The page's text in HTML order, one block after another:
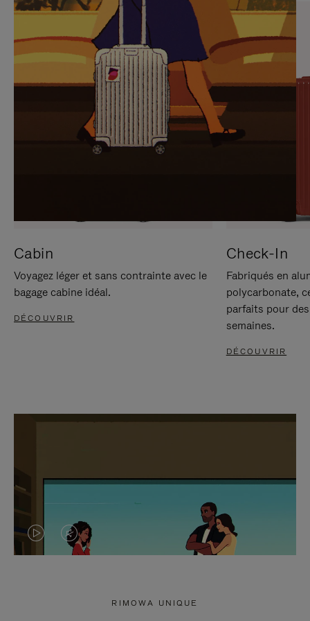
SUR
POUR
METTRE
PAUSE
VEUILLEZ
CLIQUER
POUR
RÉACTIVER
LE
SON
Cabin
Voyagez léger et sans contrainte avec le
bagage cabine idéal.
DÉCOUVRIR
Check-In
Fabriqués en
polycarbonate,
parfaits pour
semaines.
DÉCOUVRIR
LA LE
RIMOWA UNIQUE